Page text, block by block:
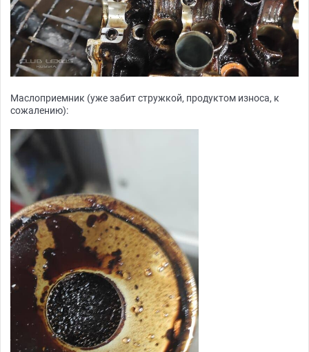
Маслоприемник (уже забит стружкой, продуктом износа, к
сожалению):